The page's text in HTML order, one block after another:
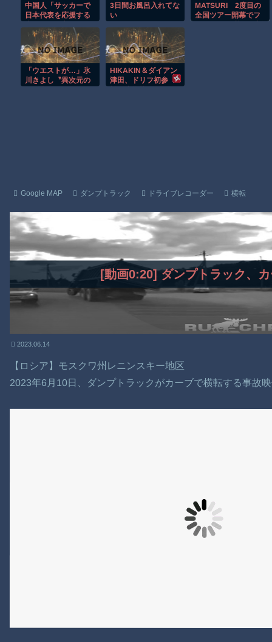
【動画】大阪のゲリラ豪雨を生駒山の山頂から撮影したビデオが
【動画】ゴルフ中の嵐を撮影していた男性が雷に打たれる事故。
【画像】地球上で最も珍しい茶色いパンダｗｗｗ
【悲報】テレ東の若手女子アナ「国民が勝手に我々取材陣にカ
中国人「サッカーで
日本代表を応援する
い」 中国人「賞賛
を惜しむつもりはな
い」「W杯に行った
ら応援してやる」
3日間お風呂入れてな
い
MATSURI 2度目の
全国ツアー開幕でフ
「ウエストが…」氷
川きよし〝異次元の
HIKAKIN＆ダイアン
津田、ドリフ初参
Google MAP ダンプトラック ドライブレコーダー 横転
[動画0:20] ダンプトラック、
2023.06.14
【ロシア】モスクワ州レニンスキー地区
2023年6月10日、ダンプトラックがカーブで横転する事故